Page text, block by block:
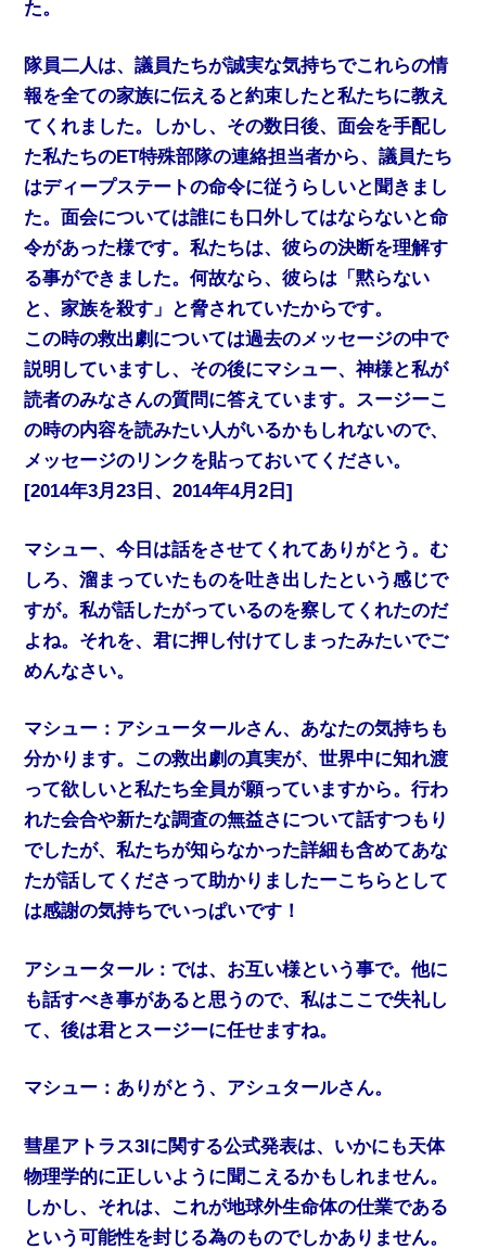
た。
隊員二人は、議員たちが誠実な気持ちでこれらの情
報を全ての家族に伝えると約束したと私たちに教え
てくれました。しかし、その数日後、面会を手配し
た私たちのET特殊部隊の連絡担当者から、議員たち
はディープステートの命令に従うらしいと聞きまし
た。面会については誰にも口外してはならないと命
令があった様です。私たちは、彼らの決断を理解す
る事ができました。何故なら、彼らは「黙らない
と、家族を殺す」と脅されていたからです。
この時の救出劇については過去のメッセージの中で
説明していますし、その後にマシュー、神様と私が
読者のみなさんの質問に答えています。スージーこ
の時の内容を読みたい人がいるかもしれないので、
メッセージのリンクを貼っておいてください。
[2014年3月23日、2014年4月2日]
マシュー、今日は話をさせてくれてありがとう。む
しろ、溜まっていたものを吐き出したという感じで
すが。私が話したがっているのを察してくれたのだ
よね。それを、君に押し付けてしまったみたいでご
めんなさい。
マシュー：アシュータールさん、あなたの気持ちも
分かります。この救出劇の真実が、世界中に知れ渡
って欲しいと私たち全員が願っていますから。行わ
れた会合や新たな調査の無益さについて話すつもり
でしたが、私たちが知らなかった詳細も含めてあな
たが話してくださって助かりましたーこちらとして
は感謝の気持ちでいっぱいです！
アシュータール：では、お互い様という事で。他に
も話すべき事があると思うので、私はここで失礼し
て、後は君とスージーに任せますね。
マシュー：ありがとう、アシュタールさん。
彗星アトラス3Iに関する公式発表は、いかにも天体
物理学的に正しいように聞こえるかもしれません。
しかし、それは、これが地球外生命体の仕業である
という可能性を封じる為のものでしかありません。